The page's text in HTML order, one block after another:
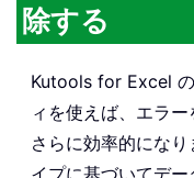
除する
Kutools for Excel
ィを使えば、エラ
さらに効率的にな
イプに基づいてデー